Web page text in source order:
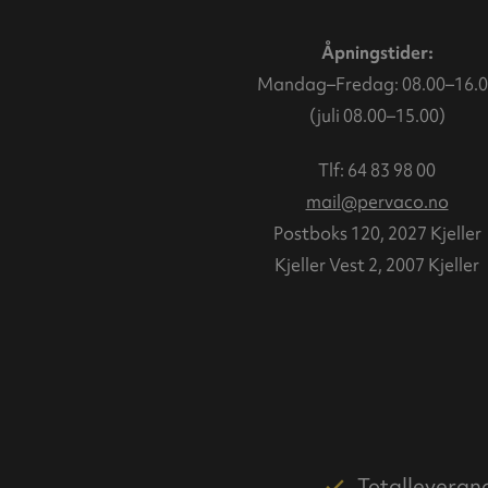
Åpningstider:
Mandag–Fredag:
(juli 08.00–15.00)
Tlf: 64 83 98 00
mail@pervaco.no
Postboks 120, 2027 Kjeller
Kjeller Vest 2, 2007 Kjeller